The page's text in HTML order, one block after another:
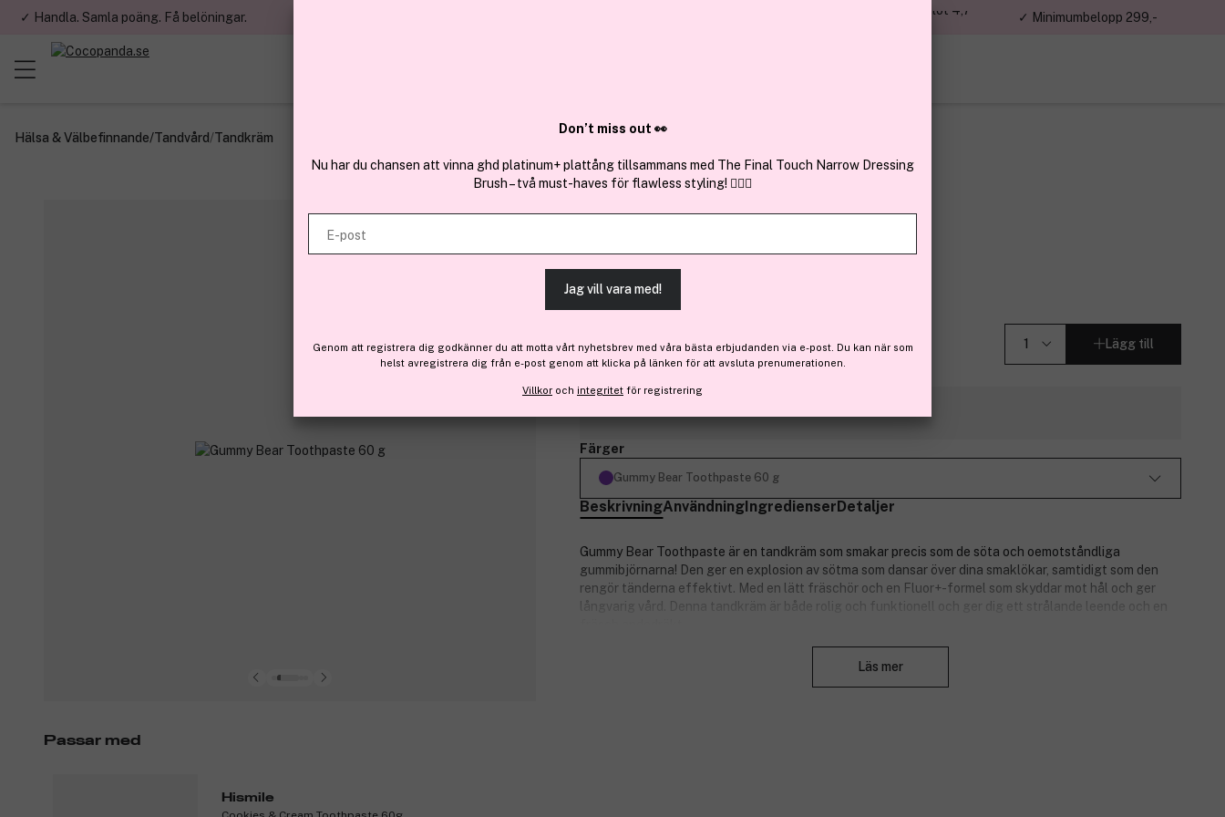
✓ Handla. Samla poäng. Få belöningar.
✓ Över 1,5 miljon kunder – Trustpilot 4,7
✓ Minimumbelopp 299,-
Hälsa & Välbefinnande/Tandvård/Tandkräm
Hismile
Gummy Bear Toothpaste 60 g
(14)
-20%
Före: 136 kr
Lägg till
Färger
Gummy Bear Toothpaste 60 g
BeskrivningAnvändningIngredienserDetaljer
Gummy Bear Toothpaste är en tandkräm som smakar precis som de söta och oemotståndliga
gummibjörnarna! Den ger en explosion av sötma som dansar över dina smaklökar, samtidigt som den
rengör tänderna effektivt. Med en lätt fräschör och en Fluor+-formel som skyddar mot hål och ger
långvarig vård. Denna tandkräm är både rolig och funktionell och ger dig ett strålande leende och en
På vissa partier av denna produkt har det ursprungliga produktionsdatumet korrigerats av
Läs mer
Passar med
Hismile
Don’t miss out 👀
Nu har du chansen att vinna ghd platinum+ plattång tillsammans med The Final Touch Narrow Dressing
Brush – två must-haves för flawless styling! 💇‍♀️✨
E-post
Jag vill vara med!
Genom att registrera dig godkänner du att motta vårt nyhetsbrev med våra bästa erbjudanden via e-post. Du kan när som
helst avregistrera dig från e-post genom att klicka på länken för att avsluta prenumerationen.
Villkor och integritet för registrering